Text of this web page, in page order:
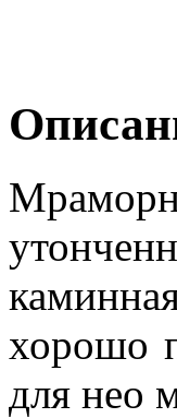
хорошо
для нео